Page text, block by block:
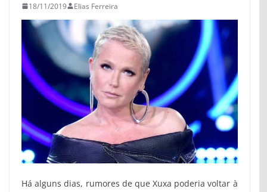
18/11/2019 Elias Ferreira
Há alguns dias, rumores de que Xuxa poderia voltar à